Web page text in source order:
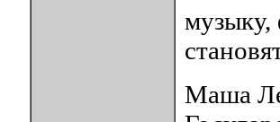
музыку,
Маша